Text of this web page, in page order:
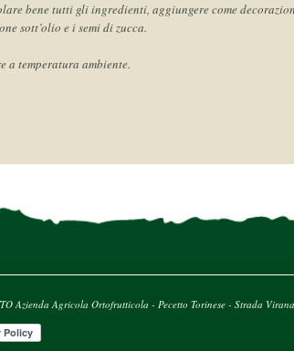
bene tutti gli ingredienti, aggiungere come
sott’olio e i semi di zucca.
a temperatura ambiente.
Azienda Agricola Ortofrutticola - Pecetto Torinese - Strada